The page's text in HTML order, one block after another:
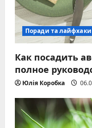
Поради та лайфхаки
Как посадить
полное
Юлія Коробка